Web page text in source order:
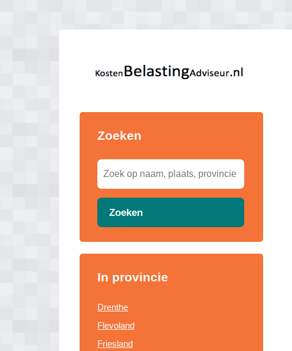
Zoeken
Zoeken
In provincie
Drenthe
Flevoland
Friesland